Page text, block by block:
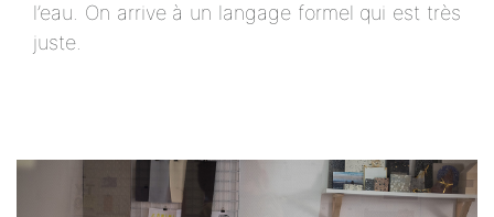
l’eau. On arrive à un langage formel qui est très
juste.